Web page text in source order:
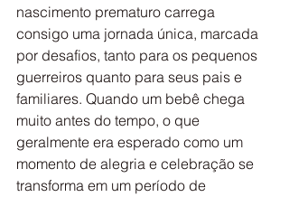
nascimento prematuro carrega
consigo uma jornada única, marcada
por desafios, tanto para os pequenos
guerreiros quanto para seus pais e
familiares. Quando um bebê chega
muito antes do tempo, o que
geralmente era esperado como um
momento de alegria e celebração se
transforma em um período de